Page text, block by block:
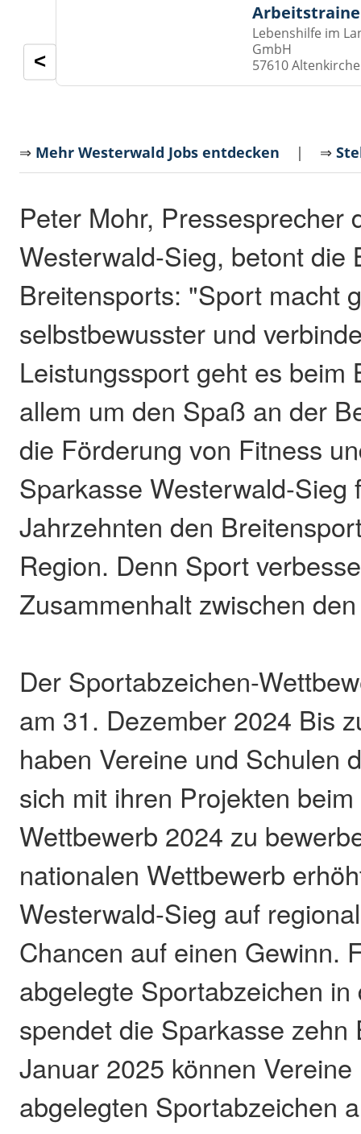
Lebenshilfe im
GmbH
57610
<
⇒ Mehr Westerwald Jobs entdecken | ⇒
Peter Mohr, Pressesprecher
Westerwald-Sieg, betont die
Breitensports: "Sport macht
selbstbewusster und
Leistungssport geht es beim
allem um den Spaß an der
die Förderung von Fitness
Sparkasse Westerwald-Sieg
Jahrzehnten den
Region. Denn Sport
Zusammenhalt zwischen
Der Sportabzeichen-
am 31. Dezember 2024 Bis
haben Vereine und Schulen
sich mit ihren Projekten
Wettbewerb 2024 zu
nationalen Wettbewerb
Westerwald-Sieg auf
Chancen auf einen Gewinn.
abgelegte Sportabzeichen in
spendet die Sparkasse zehn
Januar 2025 können
abgelegten Sportabzeichen